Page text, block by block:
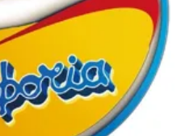
Sabah Al Salem
1840444 تواصل مع الفرع